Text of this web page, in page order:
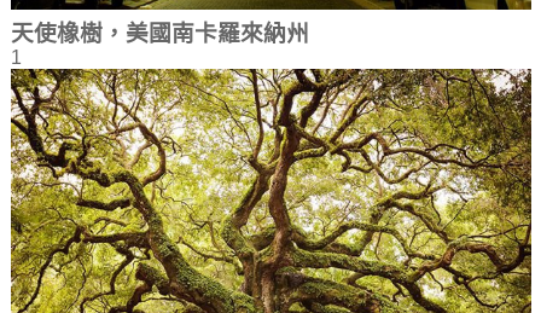
天使橡樹，美國南卡羅來納州
1